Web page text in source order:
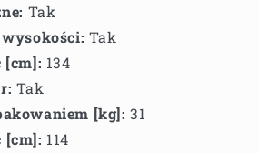
Tak
Tak
[cm]: 134
Tak
[kg]: 31
[cm]: 114